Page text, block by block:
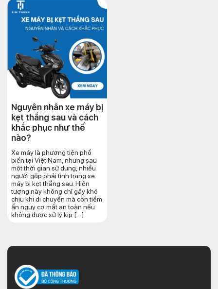
Nguyên nhân xe máy bị
kẹt thắng sau và cách
khắc phục như thế
nào?
Xe máy là phương tiện phổ
biến tại Việt Nam, nhưng sau
một thời gian sử dụng, nhiều
người gặp phải tình trạng xe
máy bị kẹt thắng sau. Hiện
tượng này không chỉ gây khó
chịu khi di chuyển mà còn tiềm
ẩn nguy cơ mất an toàn nếu
không được xử lý kịp […]